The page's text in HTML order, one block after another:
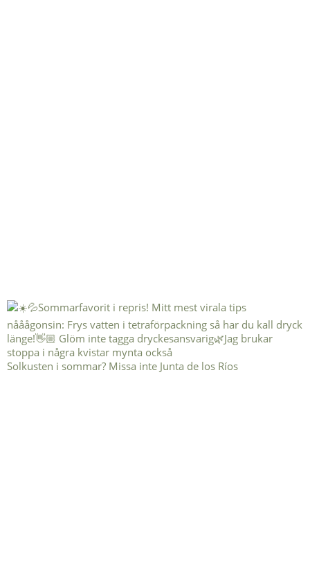
Solkusten i sommar? Missa inte Junta de los Ríos